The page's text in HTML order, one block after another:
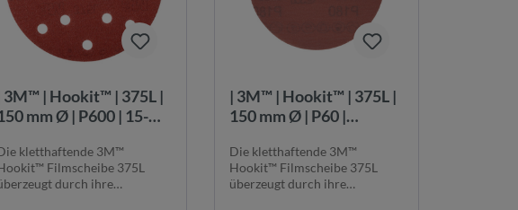
3M™ | Hookit™ | 375L |
mm Ø | P600 | 15-
|
kletthaftende 3M™
Filmscheibe 375L
durch ihre
| 3M™ | Hookit™ | 375L |
150 mm Ø | P60 |
| 7100305876
Die kletthaftende 3M™
Hookit™ Filmscheibe 375L
überzeugt durch ihre